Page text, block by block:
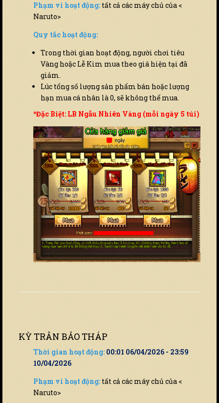
Phạm vi hoạt động: tất cả các máy chủ của <
Naruto>
Quy tắc hoạt động:
Trong thời gian hoạt động, người chơi tiêu
Vàng hoặc Lễ Kim mua theo giá hiện tại đã
giảm.
Lúc tổng số lượng sản phẩm bán hoặc lượng
hạn mua cá nhân là 0, sẽ không thể mua.
*Đặc Biệt: LB Ngẫu Nhiên Vàng (mỗi ngày 5 túi)
KỲ TRÂN BẢO THÁP
Thời gian hoạt động: 00:01 06/04/2026 - 23:59
10/04/2026
Phạm vi hoạt động: tất cả các máy chủ của <
Naruto>